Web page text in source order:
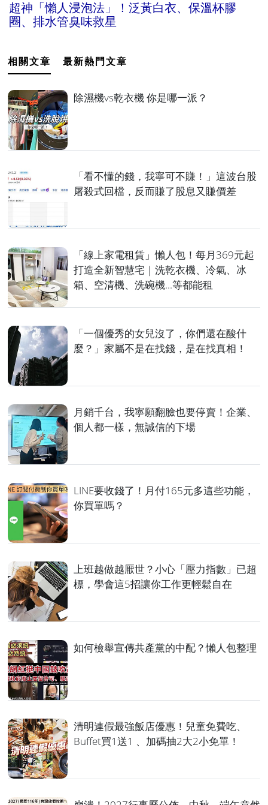
超神「懶人浸泡法」！泛黃白衣、保溫杯膠
圈、排水管臭味救星
相關文章 最新熱門文章
除濕機vs乾衣機 你是哪一派？
「看不懂的錢，我寧可不賺！」這波台股
屠殺式回檔，反而賺了股息又賺價差
「線上家電租賃」懶人包！每月369元起
打造全新智慧宅｜洗乾衣機、冷氣、冰
箱、空清機、洗碗機...等都能租
「一個優秀的女兒沒了，你們還在酸什
麼？」家屬不是在找錢，是在找真相！
月銷千台，我寧願翻臉也要停賣！企業、
個人都一樣，無誠信的下場
LINE要收錢了！月付165元多這些功能，
你買單嗎？
上班越做越厭世？小心「壓力指數」已超
標，學會這5招讓你工作更輕鬆自在
如何檢舉宣傳共產黨的中配？懶人包整理
清明連假最強飯店優惠！兒童免費吃、
Buffet買1送1 、加碼抽2大2小免單！